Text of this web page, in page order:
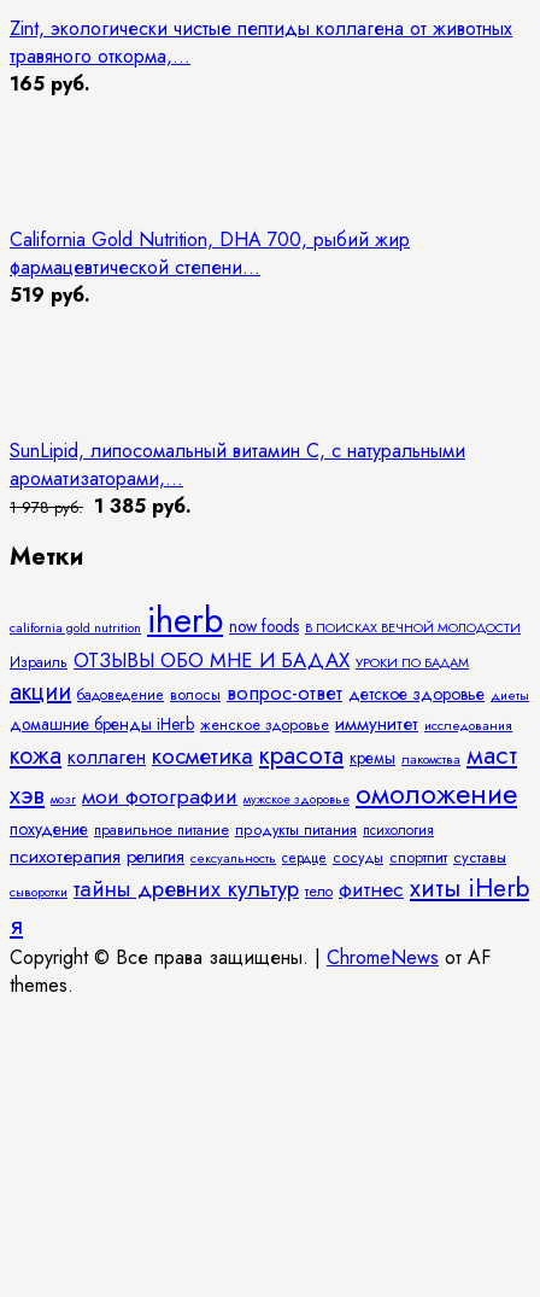
Zint, экологически чистые пептиды коллагена от животных
травяного откорма,...
165 руб.
California Gold Nutrition, DHA 700, рыбий жир
фармацевтической степени...
519 руб.
SunLipid, липосомальный витамин C, с натуральными
ароматизаторами,...
1 978 руб. 1 385 руб.
Метки
california gold nutrition iherb now foods В ПОИСКАХ ВЕЧНОЙ МОЛОДОСТИ
Израиль ОТЗЫВЫ ОБО МНЕ И БАДАХ УРОКИ ПО БАДАМ
акции бадоведение волосы вопрос-ответ детское здоровье диеты
домашние бренды iHerb женское здоровье иммунитет исследования
кожа коллаген косметика красота кремы лакомства маст
хэв мозг мои фотографии мужское здоровье омоложение
похудение правильное питание продукты питания психология
психотерапия религия сексуальность сердце сосуды спортпит суставы
сыворотки тайны древних культур тело фитнес хиты iHerb
я
Copyright © Все права защищены. | ChromeNews от AF
themes.